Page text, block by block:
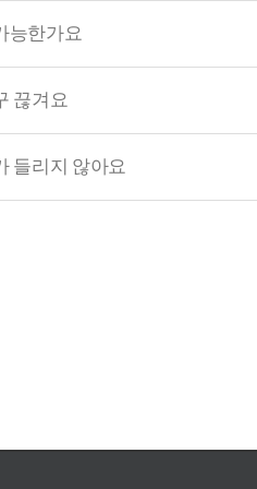
능한가요
끊겨요
들리지 않아요